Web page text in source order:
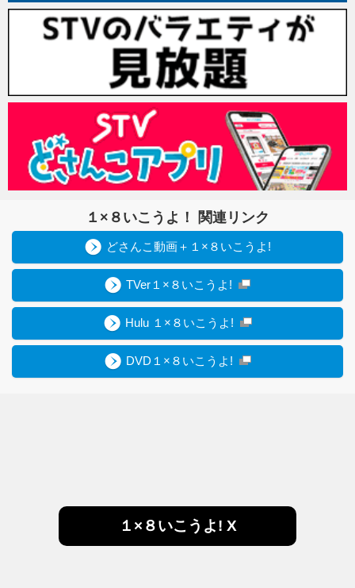
１×８いこうよ！ 関連リンク
どさんこ動画＋１×８いこうよ!
TVer１×８いこうよ!
Hulu １×８いこうよ!
DVD１×８いこうよ!
１×８いこうよ! X